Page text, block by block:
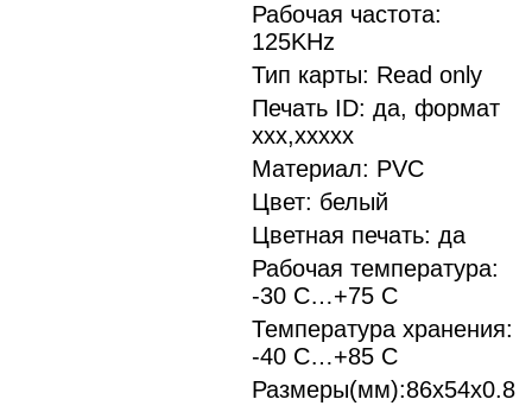
Рабочая частота:
125KHz
Тип карты: Read only
Печать ID: да, формат
xxx,xxxxx
Материал: PVC
Цвет: белый
Цветная печать: да
Рабочая температура:
-30 С…+75 С
Температура хранения:
-40 С…+85 С
Размеры(мм):86х54х0.8